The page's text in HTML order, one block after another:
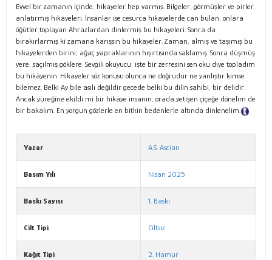
Evvel bir zamanın içinde, hikayeler hep varmış. Bilgeler, görmüşler ve pirler
anlatırmış hikayeleri. İnsanlar ise cesurca hikayelerde can bulan, onlara
öğütler toplayan Ahrazlardan dinlermiş bu hikayeleri. Sonra da
bırakırlarmış ki zamana karışsın bu hikayeler. Zaman, almış ve taşımış bu
hikayelerden birini; ağaç yapraklarının hışırtısında saklamış. Sonra düşmüş
yere, saçılmış göklere. Sevgili okuyucu, işte bir zerresini sen oku diye topladım
bu hikâyenin. Hikayeler söz konusu olunca ne doğrudur ne yanlıştır kimse
bilemez. Belki Ay bile asılı değildir gecede belki bu dilin sahibi, bir delidir.
Ancak yüreğine ekildi mi bir hikâye insanın, orada yetişen çiçeğe dönelim de
bir bakalım. En yorgun gözlerle en bitkin bedenlerle altında dinlenelim.
Yazar A.S. Ascian
Basım Yılı Nisan 2025
Baskı Sayısı 1. Baskı
Cilt Tipi Ciltsiz
Kağıt Tipi 2. Hamur